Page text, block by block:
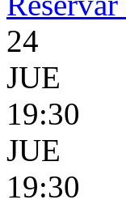
24
JUE
19:30
JUE
19:30